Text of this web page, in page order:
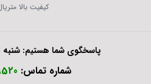
کیفیت بالا
پاسخگوی شما هستیم: شنبه
شماره تماس: